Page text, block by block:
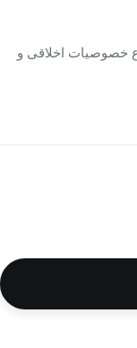
خصوصیات اخلاقی و